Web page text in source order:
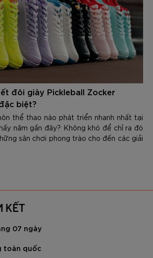
đôi giày Pickleball Zocker
biệt?
thể thao nào phát triển nhanh nhất tại
năm gần đây? Không khó để chỉ ra đó
sân chơi phong trào cho đến các giải
số lượng người tham gia bộ môn này
Cùng với sự phát triển đó, nhu cầu về
hướng, Zocker đã cho ra mắt NeoFlex -
chuyên nghiệp, được thiết kế dành
người chơi đề cao tốc độ, sự linh hoạt,
soát chuyển động. Với mức giá thuộc
- cận cao cấp, “thành viên” mới của
sự quan tâm đông đảo của người chơi
KẾT
07 ngày
toàn quốc